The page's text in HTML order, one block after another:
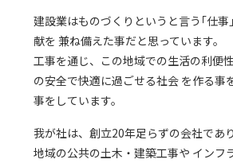
建設業はものづくりというと言う｢仕
献を 兼ね備えた事だと思っています。
工事を通じ、この地域での生活の利便
の安全で快適に過ごせる社会 を作る事
事をしています。
我が社は、創立20年足らずの会社であ
地域の公共の土木・建築工事や インフ